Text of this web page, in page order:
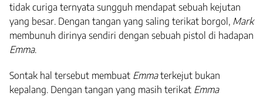
tidak curiga ternyata sungguh mendapat sebuah kejutan
yang besar. Dengan tangan yang saling terikat borgol, Mark
membunuh dirinya sendiri dengan sebuah pistol di hadapan
Emma.
Sontak hal tersebut membuat Emmaterkejut bukan
kepalang. Dengan tangan yang masih terikat Emma